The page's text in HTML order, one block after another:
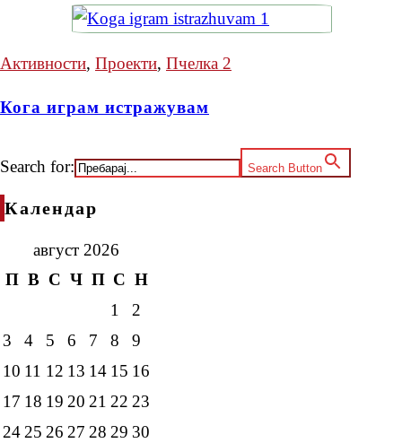
Активности, Проекти, Пчелка 2
Кога играм истражувам
Search for: Search Button
Календар
август 2026
П В С Ч П С Н
1
2
3
4 5 6 7 8
9
10 11 12 13 14 15 16
17 18 19 20 21 22 23
24 25 26 27 28 29 30